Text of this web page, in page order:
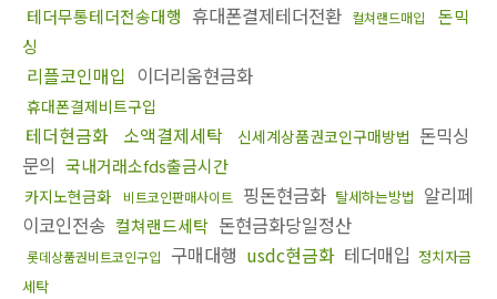
테더무통테더전송대행 휴대폰결제테더전환 컬쳐랜드매입
돈믹
싱
리플코인매입 이더리움현금화
휴대폰결제비트구입
테더현금화 소액결제세탁 신세계상품권코인구매방법 돈믹싱
문의 국내거래소fds출금시간
카지노현금화 비트코인판매사이트 핑돈현금화 탈세하는방법 알리페
이코인전송 컬쳐랜드세탁 돈현금화당일정산
롯데상품권비트코인구입 구매대행 usdc현금화 테더매입 정치자금
세탁